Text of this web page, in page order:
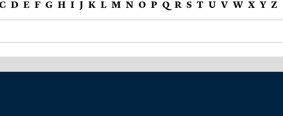
D E F G H I J K L M N O P Q R S T U V W X Y Z